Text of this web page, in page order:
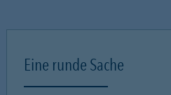
Eine runde Sache